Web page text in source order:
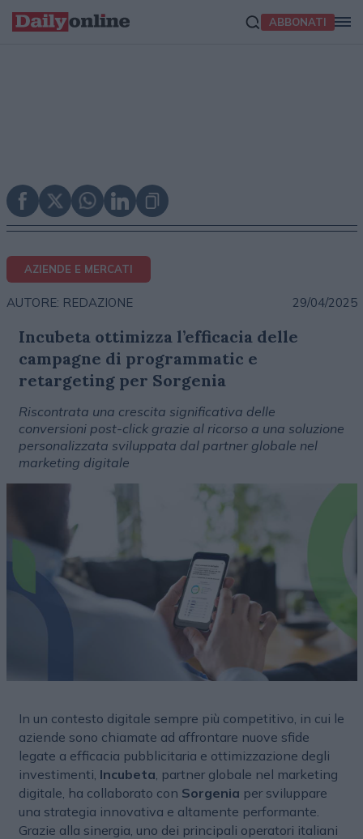
ABBONATI
AZIENDE E MERCATI
AUTORE: REDAZIONE 29/04/2025
Incubeta ottimizza l’efficacia delle
campagne di programmatic e
retargeting per Sorgenia
Riscontrata una crescita significativa delle
conversioni post-click grazie al ricorso a una soluzione
personalizzata sviluppata dal partner globale nel
marketing digitale
In un contesto digitale sempre più competitivo, in cui le
aziende sono chiamate ad affrontare nuove sfide
legate a efficacia pubblicitaria e ottimizzazione degli
investimenti, Incubeta , partner globale nel marketing
digitale, ha collaborato con Sorgenia per sviluppare
una strategia innovativa e altamente performante.
Grazie alla sinergia, uno dei principali operatori italiani